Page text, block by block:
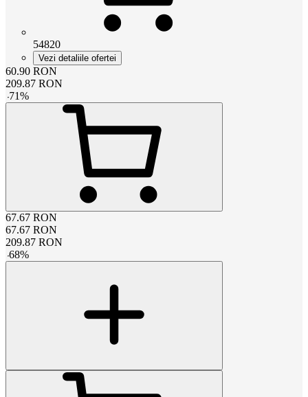
54820
Vezi detaliile ofertei
60.90 RON
209.87 RON
-71%
67.67 RON
67.67 RON
209.87 RON
-68%